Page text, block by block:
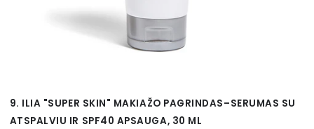
9. ILIA "SUPER SKIN" MAKIAŽO PAGRINDAS–SERUMAS SU
ATSPALVIU IR SPF40 APSAUGA, 30 ML